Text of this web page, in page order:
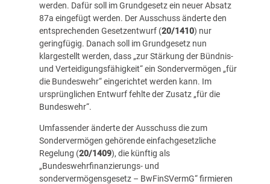
werden. Dafür soll im Grundgesetz ein neuer Absatz
87a eingefügt werden. Der Ausschuss änderte den
entsprechenden Gesetzentwurf (20/1410) nur
geringfügig. Danach soll im Grundgesetz nun
klargestellt werden, dass „zur Stärkung der Bündnis-
und Verteidigungsfähigkeit“ ein Sondervermögen „für
die Bundeswehr“ eingerichtet werden kann. Im
ursprünglichen Entwurf fehlte der Zusatz „für die
Bundeswehr“.
Umfassender änderte der Ausschuss die zum
Sondervermögen gehörende einfachgesetzliche
Regelung (20/1409), die künftig als
„Bundeswehrfinanzierungs- und
sondervermögensgesetz – BwFinSVermG“ firmieren